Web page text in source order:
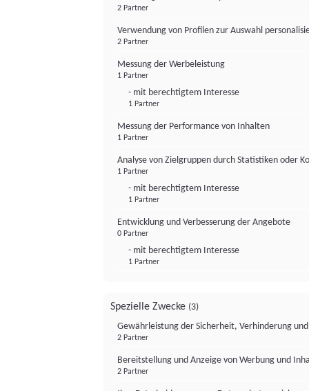
2 Partner
Verwendung von Profilen zur Auswahl
2 Partner
Messung der Werbeleistung
1 Partner
- mit berechtigtem Interesse
1 Partner
Messung der Performance von Inhalten
1 Partner
Analyse von Zielgruppen durch Statistiken oder
1 Partner
- mit berechtigtem Interesse
1 Partner
Entwicklung und Verbesserung der Angebote
0 Partner
- mit berechtigtem Interesse
1 Partner
Spezielle Zwecke (3)
Gewährleistung der Sicherheit, Verhinderung
2 Partner
Bereitstellung und Anzeige von Werbung und
2 Partner